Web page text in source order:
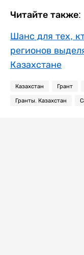
Читайте также:
Шанс для тех,
регионов
Казахстане
Казахстан Грант
Гранты. Казахстан